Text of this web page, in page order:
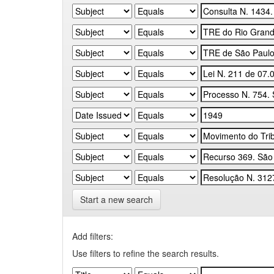
Start a new search
Add filters:
Use filters to refine the search results.